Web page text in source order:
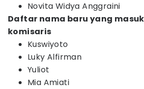
Novita Widya Anggraini
Daftar nama baru yang
komisaris
Kuswiyoto
Luky Alfirman
Yuliot
Mia Amiati